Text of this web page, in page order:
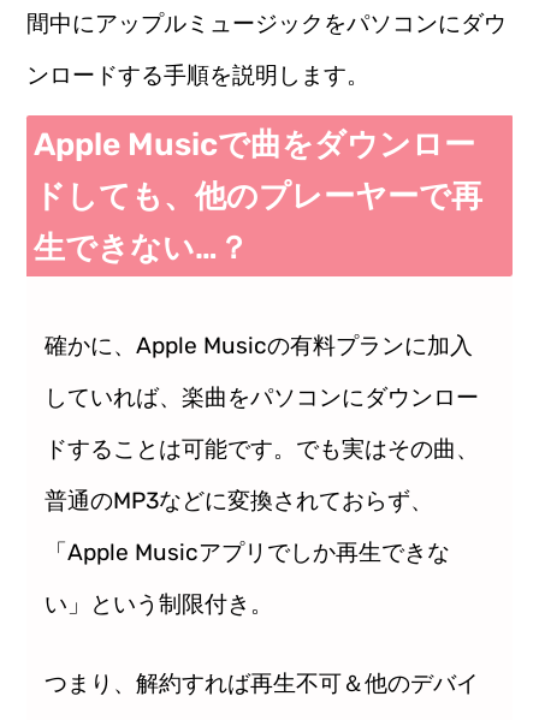
間中にアップルミュージックをパソコンにダウ
ンロードする手順を説明します。
Apple Musicで曲をダウンロー
ドしても、他のプレーヤーで再
生できない…？
確かに、Apple Musicの有料プランに加入
していれば、楽曲をパソコンにダウンロー
ドすることは可能です。でも実はその曲、
普通のMP3などに変換されておらず、
「Apple Musicアプリでしか再生できな
い」という制限付き。
つまり、解約すれば再生不可＆他のデバイ